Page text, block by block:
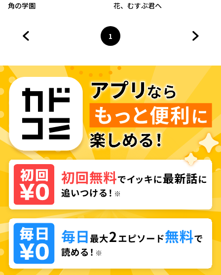
角の学園 花、むすぶ君へ
ページ
1
へ